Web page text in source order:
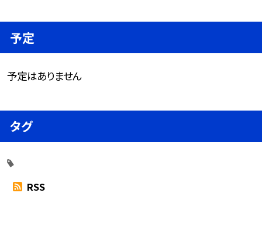
予定
予定はありません
タグ
RSS